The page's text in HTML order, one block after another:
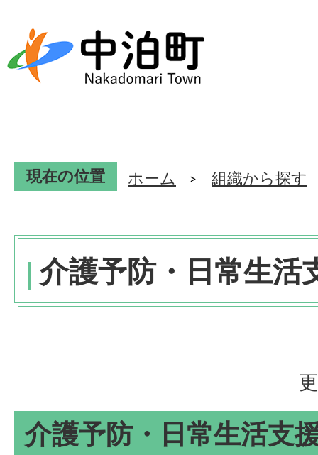
現在の位置 ホーム 組織から探す
介護予防・日常生活
介護予防・日常生活支